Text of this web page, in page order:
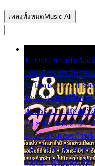
เพลงทั้งหมด Music All
1. 00:00 สามสิบยัง
- ศรเพชร ศรสุพรรณ
รุ่งโรจน์ 4. 09:51 รั
12:23 มอเตอร์ไซค์
หิ้วกระเป๋า - แสงสุรี
รัก สลักใจ 8.
24:27 สามเณรกำพ
เวลาไปหาเมียน้อย
ธรรม - ศรเพชร ศร